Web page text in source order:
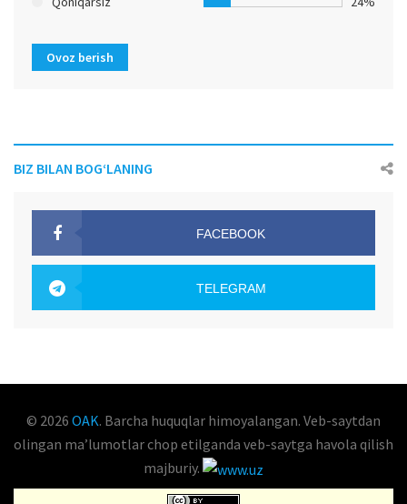
Ovoz berish
BIZ BILAN BOG‘LANING
FACEBOOK
TELEGRAM
© 2026 OAK. Barcha huquqlar himoyalangan. Veb-saytdan
olingan maʼlumotlar chop etilganda veb-saytga havola qilish
majburiy.